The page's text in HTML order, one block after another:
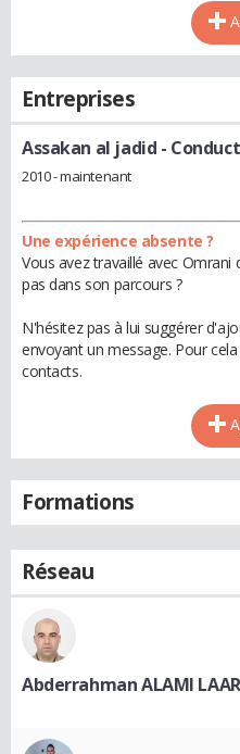
Entreprises
Assakan al jadid -
2010 - maintenant
Une expérience absente ?
Vous avez travaillé avec
pas dans son parcours ?
N'hésitez pas à lui suggérer
envoyant un message. Pour
contacts.
Formations
Réseau
Abderrahman ALAMI